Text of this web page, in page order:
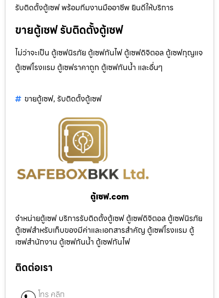
รับติดตั้งตู้เซฟ พร้อมทีมงานมืออาชีพ ยินดีให้บริการ
ขายตู้เซฟ รับติดตั้งตู้เซฟ
ไม่ว่าจะเป็น ตู้เซฟนิรภัย ตู้เซฟกันไฟ ตู้เซฟดิจิตอล ตู้เซฟกุญแจ
ตู้เซฟโรงแรม ตู้เซฟราคาถูก ตู้เซฟกันน้ำ และอื่นๆ
ขายตู้เซฟ, รับติดตั้งตู้เซฟ
ตู้เซฟ.com
จำหน่ายตู้เซฟ บริการรับติดตั้งตู้เซฟ ตู้เซฟดิจิตอล ตู้เซฟนิรภัย
ตู้เซฟสำหรับเก็บของมีค่าและเอกสารสำคัญ ตู้เซฟโรงแรม ตู้
เซฟสำนักงาน ตู้เซฟกันน้ำ ตู้เซฟกันไฟ
ติดต่อเรา
โทร คลิก